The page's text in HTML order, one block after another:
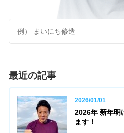
最近の記事
2026/01/01
2026年 新年明
ます！